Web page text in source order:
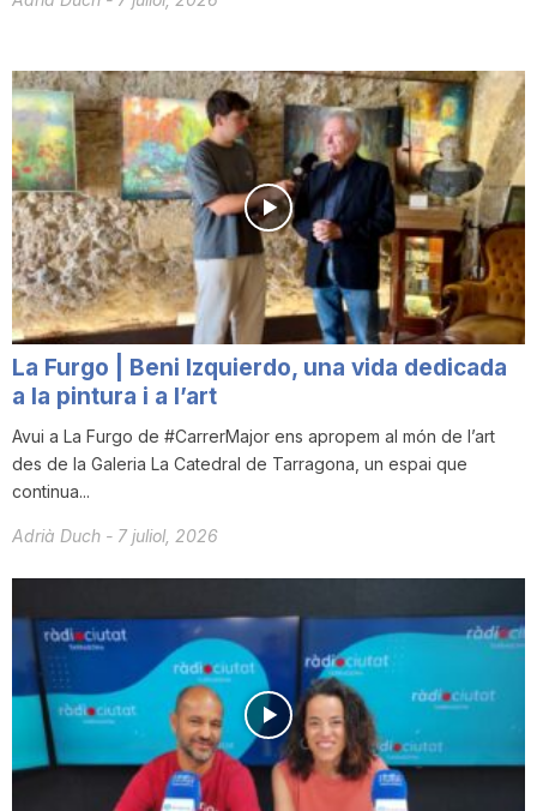
g
o
n
a
La Furgo | Beni Izquierdo, una vida dedicada
a la pintura i a l’art
Avui a La Furgo de #CarrerMajor ens apropem al món de l’art
des de la Galeria La Catedral de Tarragona, un espai que
continua...
Adrià Duch - 7 juliol, 2026